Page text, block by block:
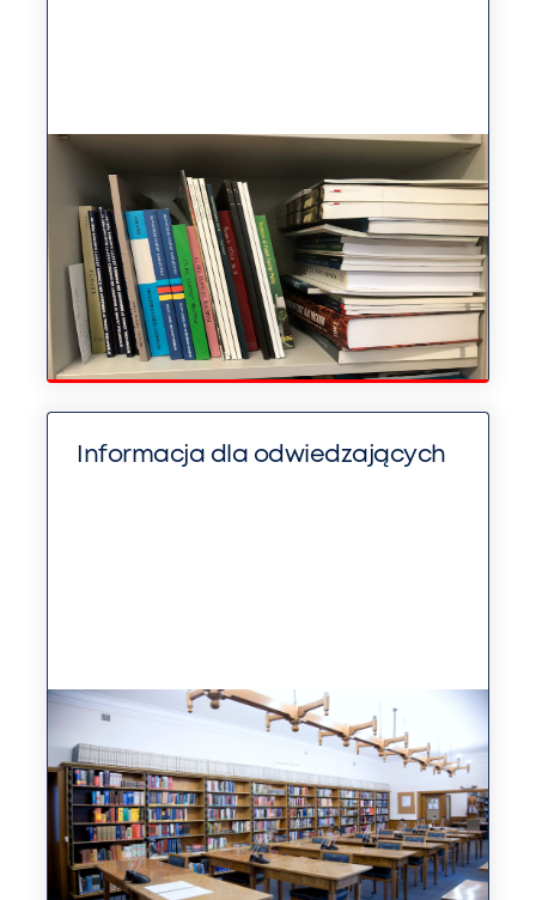
Informacja dla odwiedzających